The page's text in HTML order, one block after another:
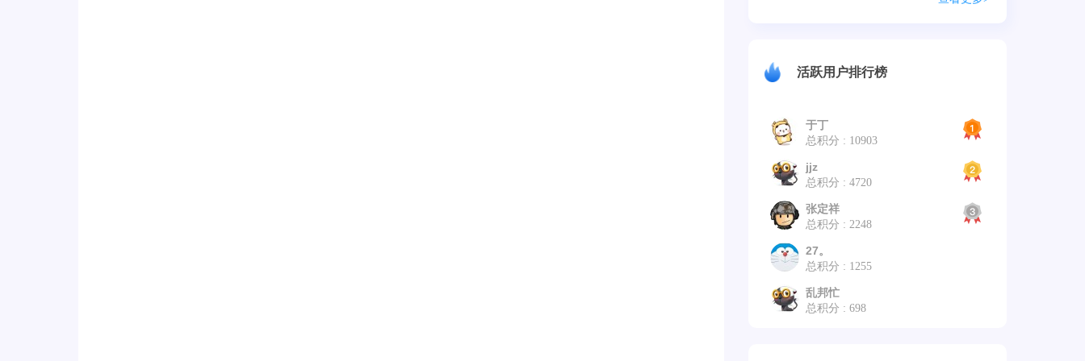
活跃用户排行榜
于丁
总积分 : 10903
jjz
总积分 : 4720
张定祥
总积分 : 2248
27。
总积分 : 1255
乱邦忙
总积分 : 698